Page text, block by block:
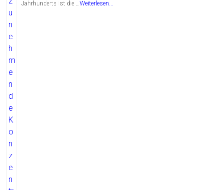
Jahrhunderts ist die …Weiterlesen...